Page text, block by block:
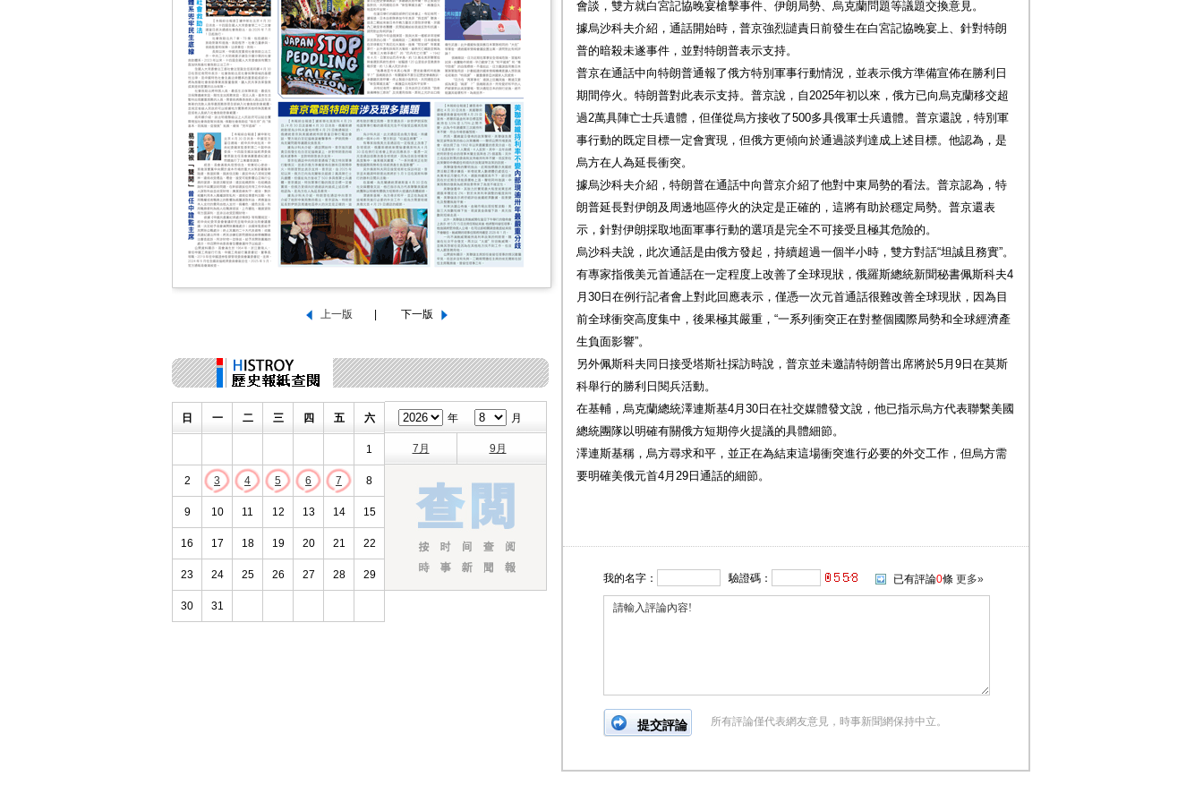
日 一 二 三 四 五 六
1
2 3 4 5 6 7 8
9 10 11 12 13 14 15
16 17 18 19 20 21 22
23 24 25 26 27 28 29
30 31
年 月
7月 9月
會談，雙方就白宮記協晚宴槍擊事件、伊朗局勢、烏克蘭問題等議題交換意見。
據烏沙科夫介紹，通話開始時，普京強烈譴責日前發生在白宮記協晚宴上、針對特朗
普的暗殺未遂事件，並對特朗普表示支持。
普京在通話中向特朗普通報了俄方特別軍事行動情況，並表示俄方準備宣佈在勝利日
期間停火。特朗普對此表示支持。普京說，自2025年初以來，俄方已向烏克蘭移交超
過2萬具陣亡士兵遺體，但僅從烏方接收了500多具俄軍士兵遺體。普京還說，特別軍
事行動的既定目標一定會實現，但俄方更傾向於通過談判達成上述目標。他認為，是
烏方在人為延長衝突。
據烏沙科夫介紹，特朗普在通話中向普京介紹了他對中東局勢的看法。普京認為，特
朗普延長對伊朗及周邊地區停火的決定是正確的，這將有助於穩定局勢。普京還表
示，針對伊朗採取地面軍事行動的選項是完全不可接受且極其危險的。
烏沙科夫說，此次通話是由俄方發起，持續超過一個半小時，雙方對話“坦誠且務實”。
有專家指俄美元首通話在一定程度上改善了全球現狀，俄羅斯總統新聞秘書佩斯科夫4
月30日在例行記者會上對此回應表示，僅憑一次元首通話很難改善全球現狀，因為目
前全球衝突高度集中，後果極其嚴重，“一系列衝突正在對整個國際局勢和全球經濟產
生負面影響”。
另外佩斯科夫同日接受塔斯社採訪時說，普京並未邀請特朗普出席將於5月9日在莫斯
科舉行的勝利日閱兵活動。
在基輔，烏克蘭總統澤連斯基4月30日在社交媒體發文說，他已指示烏方代表聯繫美國
總統團隊以明確有關俄方短期停火提議的具體細節。
澤連斯基稱，烏方尋求和平，並正在為結束這場衝突進行必要的外交工作，但烏方需
要明確美俄元首4月29日通話的細節。
我的名字： 驗證碼： 已有評論0條 更多»
所有評論僅代表網友意見，時事新聞網保持中立。